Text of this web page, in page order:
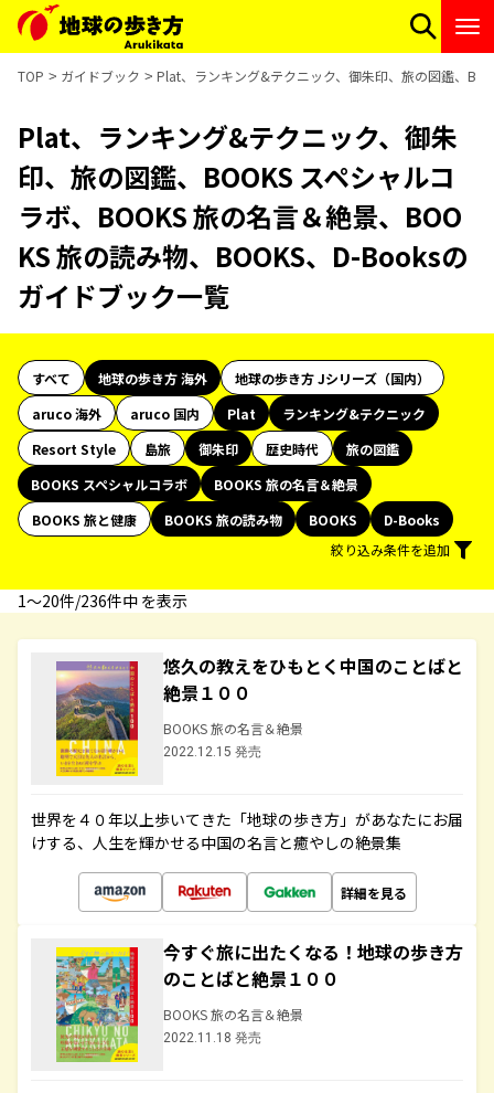
TOP ガイドブック Plat、ランキング&テクニック、御朱印、旅の図鑑、
Plat、ランキング&テクニック、御朱
印、旅の図鑑、BOOKS スペシャルコ
ラボ、BOOKS 旅の名言＆絶景、BOO
KS 旅の読み物、BOOKS、D-Booksの
ガイドブック一覧
すべて 地球の歩き方 海外
地球の歩き方 Jシリーズ（国内）
aruco 海外
aruco 国内 Plat
ランキング&テクニック
Resort Style
島旅 御朱印 歴史時代
旅の図鑑
BOOKS スペシャルコラボ
BOOKS 旅の名言＆絶景
BOOKS 旅と健康
BOOKS 旅の読み物 BOOKS
D-Books
絞り込み条件を追加
1〜20件/236件中 を表示
悠久の教えをひもとく中国のことばと
絶景１００
BOOKS 旅の名言＆絶景
2022.12.15 発売
世界を４０年以上歩いてきた「地球の歩き方」があなたにお届
けする、人生を輝かせる中国の名言と癒やしの絶景集
詳細を見る
今すぐ旅に出たくなる！地球の歩き方
のことばと絶景１００
BOOKS 旅の名言＆絶景
2022.11.18 発売